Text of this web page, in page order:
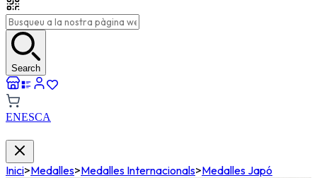
Search
ENESCA
Inici>Medalles>Medalles Internacionals>Medalles Japó